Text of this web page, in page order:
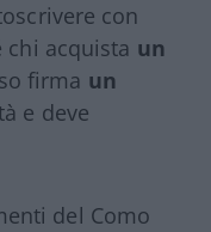
con
chi acquista un
firma un
e deve
del Como